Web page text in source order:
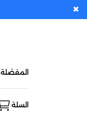
المفضلة
السلة
✖